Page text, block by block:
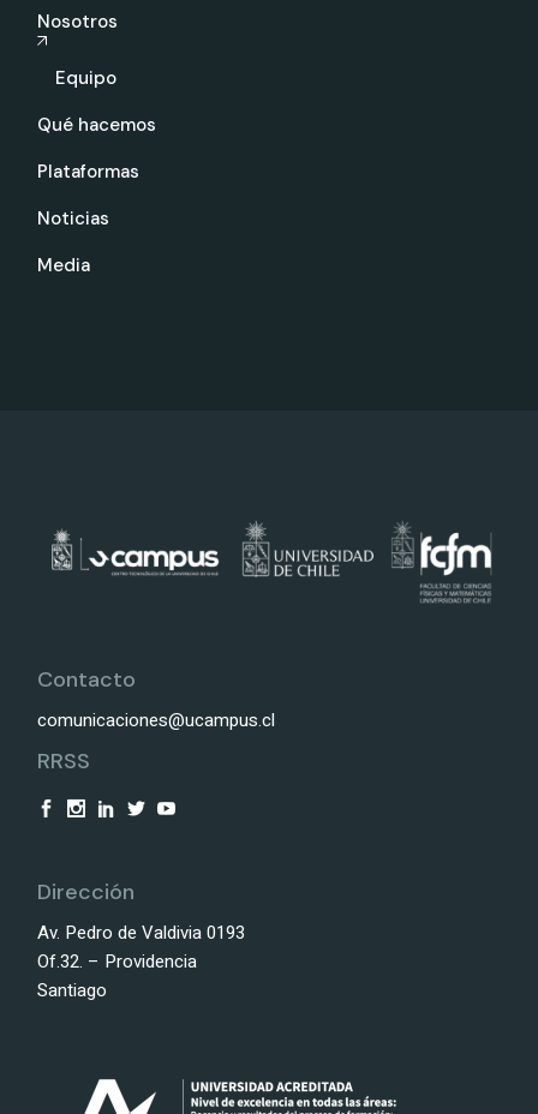
Nosotros
Equipo
Qué hacemos
Plataformas
Noticias
Media
Contacto
comunicaciones@ucampus.cl
RRSS
Dirección
Av. Pedro de Valdivia 0193
Of.32. – Providencia
Santiago